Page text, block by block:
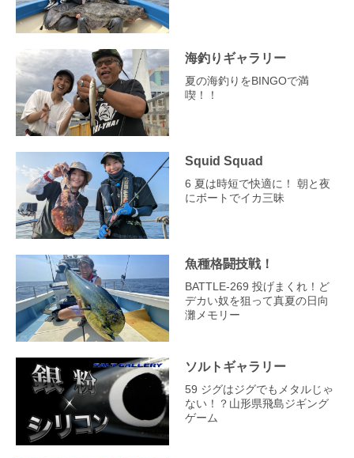
海釣りギャラリー
夏の海釣りをBINGOで満
喫！！
Squid Squad
6 夏は時短で快適に！ 朝と夜
にボートでイカ三昧
魚種格闘技戦！
BATTLE-269 投げまくれ！ど
デカい奴を狙って真夏の日向
灘メモリー
ソルトギャラリー
59 ジグはジグでもメタルじゃ
ない！？山形県飛島ジギング
ゲーム